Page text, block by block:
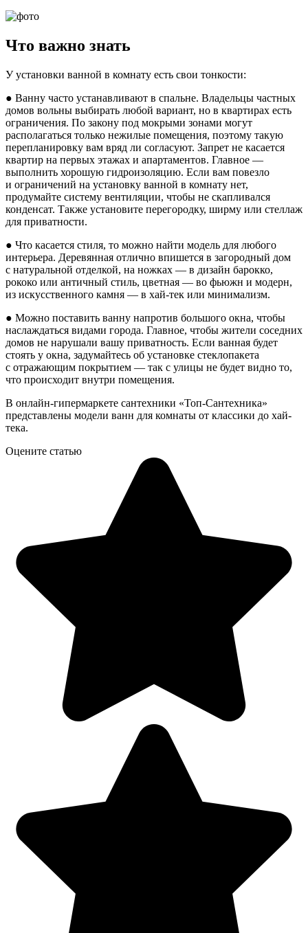
Что важно знать
У установки ванной в комнату есть свои тонкости:
● Ванну часто устанавливают в спальне. Владельцы частных
домов вольны выбирать любой вариант, но в квартирах есть
ограничения. По закону под мокрыми зонами могут
располагаться только нежилые помещения, поэтому такую
перепланировку вам вряд ли согласуют. Запрет не касается
квартир на первых этажах и апартаментов. Главное —
выполнить хорошую гидроизоляцию. Если вам повезло
и ограничений на установку ванной в комнату нет,
продумайте систему вентиляции, чтобы не скапливался
конденсат. Также установите перегородку, ширму или стеллаж
для приватности.
● Что касается стиля, то можно найти модель для любого
интерьера. Деревянная отлично впишется в загородный дом
с натуральной отделкой, на ножках — в дизайн барокко,
рококо или античный стиль, цветная — во фьюжн и модерн,
из искусственного камня — в хай-тек или минимализм.
● Можно поставить ванну напротив большого окна, чтобы
наслаждаться видами города. Главное, чтобы жители соседних
домов не нарушали вашу приватность. Если ванная будет
стоять у окна, задумайтесь об установке стеклопакета
с отражающим покрытием — так с улицы не будет видно то,
что происходит внутри помещения.
В онлайн-гипермаркете сантехники «Топ-Сантехника»
представлены модели ванн для комнаты от классики до хай-
тека.
Оцените статью